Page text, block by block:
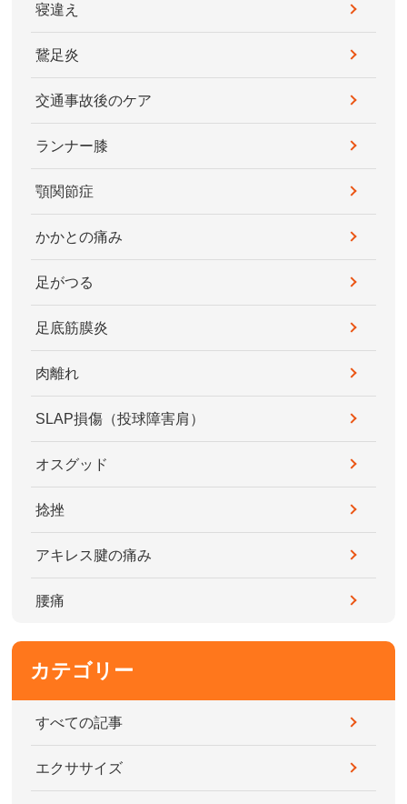
寝違え
鵞足炎
交通事故後のケア
ランナー膝
顎関節症
かかとの痛み
足がつる
足底筋膜炎
肉離れ
SLAP損傷（投球障害肩）
オスグッド
捻挫
アキレス腱の痛み
腰痛
カテゴリー
すべての記事
エクササイズ